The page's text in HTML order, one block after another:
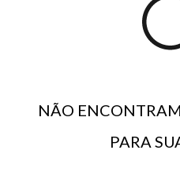
10% OFF NA
NÃO
PARA